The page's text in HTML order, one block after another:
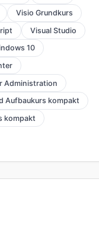
Visio Grundkurs
Visual Studio
10
Administration
Aufbaukurs kompakt
kompakt